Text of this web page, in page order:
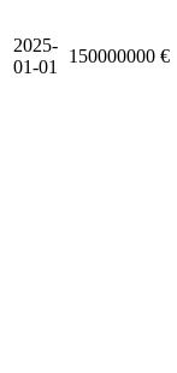
2025-
01-01
150000000 €